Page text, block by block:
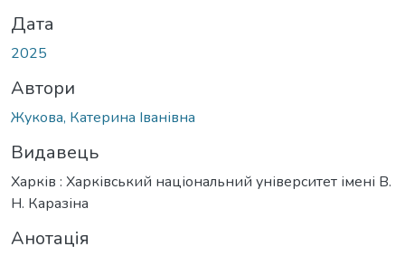
Дата
2025
Автори
Жукова, Катерина Іванівна
Видавець
Харків : Харківський національний університет імені В.
Н. Каразіна
Анотація